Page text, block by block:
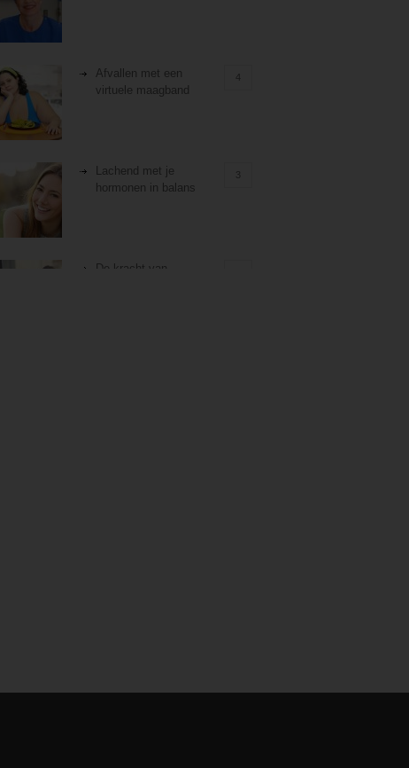
Afvallen met een
virtuele maagband
4
Lachend met je
hormonen in balans
3
De kracht van